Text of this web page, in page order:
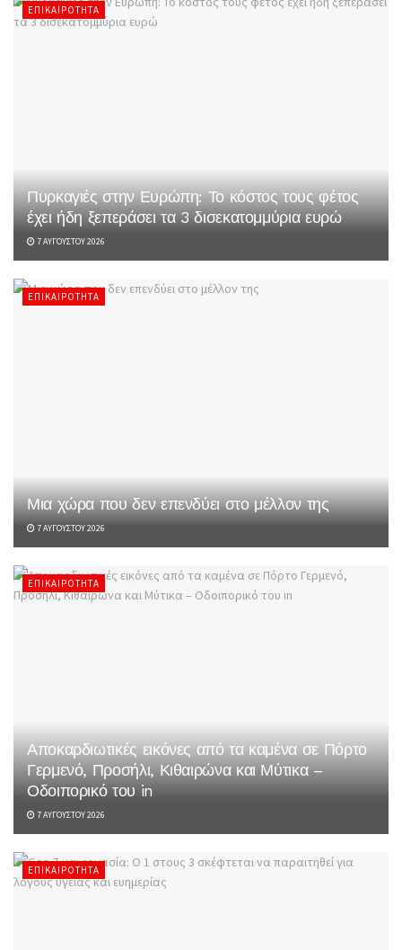
ΕΠΙΚΑΙΡΌΤΗΤΑ
Πυρκαγιές στην Ευρώπη: Το κόστος τους φέτος
έχει ήδη ξεπεράσει τα 3 δισεκατομμύρια ευρώ
7 ΑΥΓΟΎΣΤΟΥ 2026
ΕΠΙΚΑΙΡΌΤΗΤΑ
Μια χώρα που δεν επενδύει στο μέλλον της
7 ΑΥΓΟΎΣΤΟΥ 2026
ΕΠΙΚΑΙΡΌΤΗΤΑ
Αποκαρδιωτικές εικόνες από τα καμένα σε Πόρτο
Γερμενό, Προσήλι, Κιθαιρώνα και Μύτικα –
Οδοιπορικό του in
7 ΑΥΓΟΎΣΤΟΥ 2026
ΕΠΙΚΑΙΡΌΤΗΤΑ